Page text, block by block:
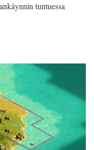
tuntuessa